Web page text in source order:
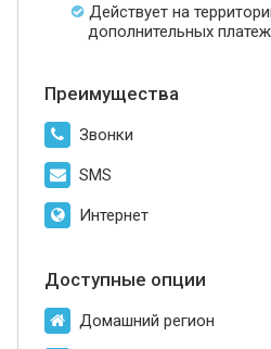
Действует на
дополнительных
Преимущества
Звонки
SMS
Интернет
Доступные опции
Домашний регион